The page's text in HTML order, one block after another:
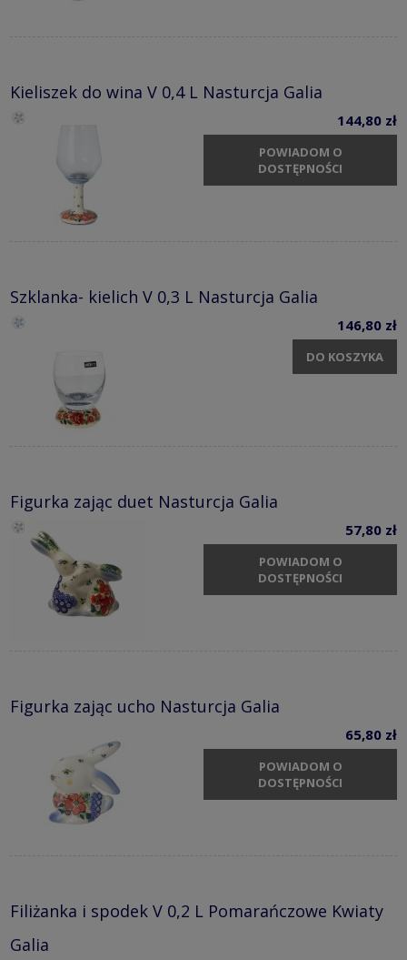
Kieliszek do wina V 0,4 L Nasturcja Galia
144,80 zł
POWIADOM O
DOSTĘPNOŚCI
Szklanka- kielich V 0,3 L Nasturcja Galia
146,80 zł
DO KOSZYKA
Figurka zając duet Nasturcja Galia
57,80 zł
POWIADOM O
DOSTĘPNOŚCI
Figurka zając ucho Nasturcja Galia
65,80 zł
POWIADOM O
DOSTĘPNOŚCI
Filiżanka i spodek V 0,2 L Pomarańczowe Kwiaty
Galia